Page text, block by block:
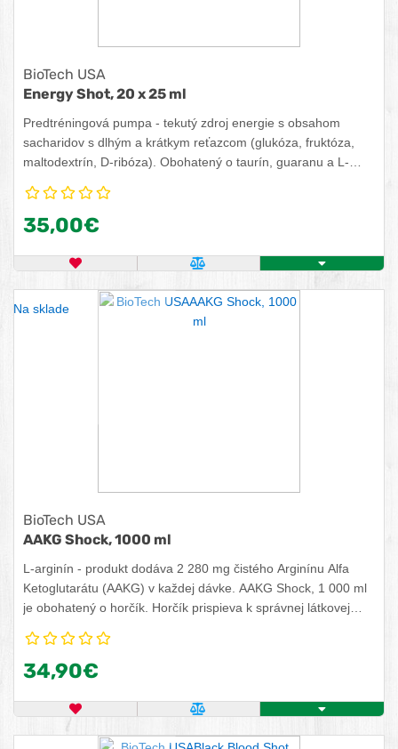
BioTech USA
Energy Shot, 20 x 25 ml
Predtréningová pumpa - tekutý zdroj energie s obsahom
sacharidov s dlhým a krátkym reťazcom (glukóza, fruktóza,
maltodextrín, D-ribóza). Obohatený o taurín, guaranu a L-
prispieva k rovnováhe elektrolytov a k správnej látkovej
premene dôležitej pre tvorbu energie.
35,00€
OBĽÚBENÝ PRODUKTPOROVNAŤ PRODUKT
KÚPIŤ
Na sklade
BioTech USA
AAKG Shock, 1000 ml
L-arginín - produkt dodáva 2 280 mg čistého Arginínu Alfa
Ketoglutarátu (AAKG) v každej dávke. AAKG Shock, 1 000 ml
je obohatený o horčík. Horčík prispieva k správnej látkovej
únavy, k správnemu fungovaniu svalov a k normálnej syntéze
bielkovín.
34,90€
OBĽÚBENÝ PRODUKTPOROVNAŤ PRODUKT
KÚPIŤ